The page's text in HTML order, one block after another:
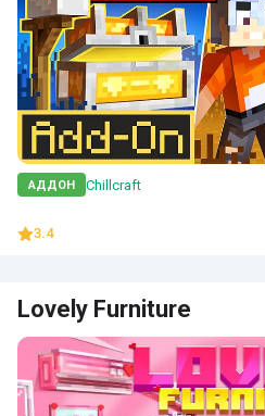
АДДОН Chillcraft
3.4
Lovely Furniture